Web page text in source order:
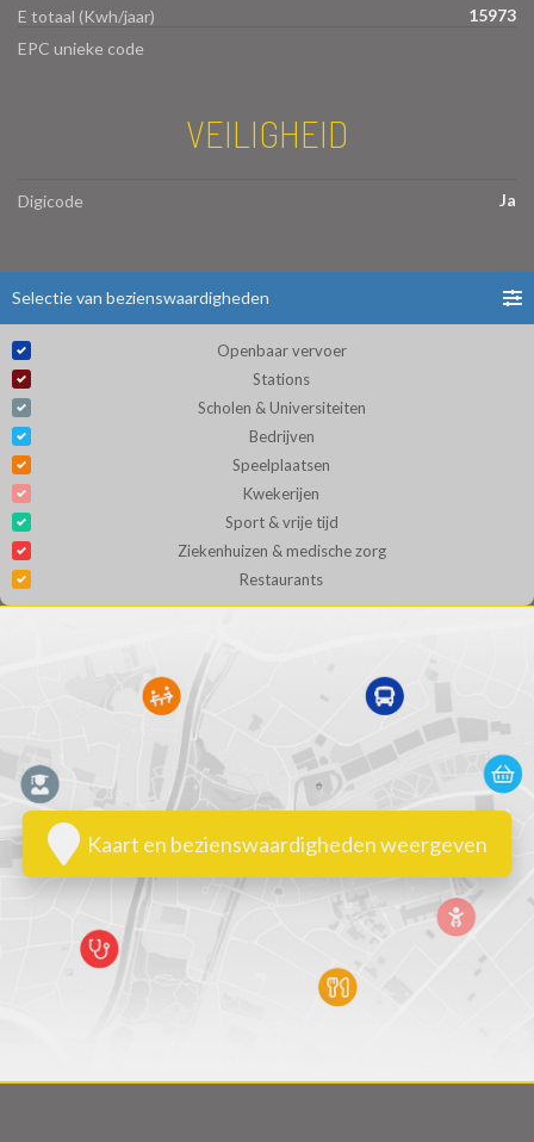
E totaal (Kwh/jaar)
15973
EPC unieke code
VEILIGHEID
Digicode Ja
Selectie van bezienswaardigheden
Openbaar vervoer
Stations
Scholen & Universiteiten
Bedrijven
Speelplaatsen
Kwekerijen
Sport & vrije tijd
Ziekenhuizen & medische zorg
Restaurants
Kaart en bezienswaardigheden weergeven